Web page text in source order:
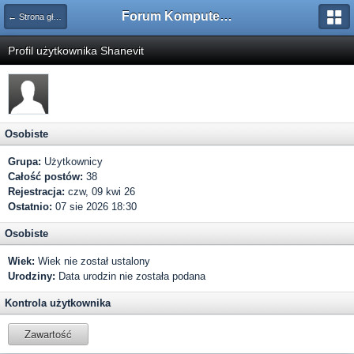
← Strona główna Forum Komputerowe PCFoster.pl
Profil użytkownika Shanevit
Osobiste
Grupa: Użytkownicy
Całość postów: 38
Rejestracja: czw, 09 kwi 26
Ostatnio: 07 sie 2026 18:30
Osobiste
Wiek: Wiek nie został ustalony
Urodziny: Data urodzin nie została podana
Kontrola użytkownika
Zawartość